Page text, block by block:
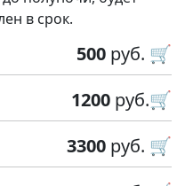
в срок.
500 руб. 🛒
1200 руб.🛒
3300 руб. 🛒